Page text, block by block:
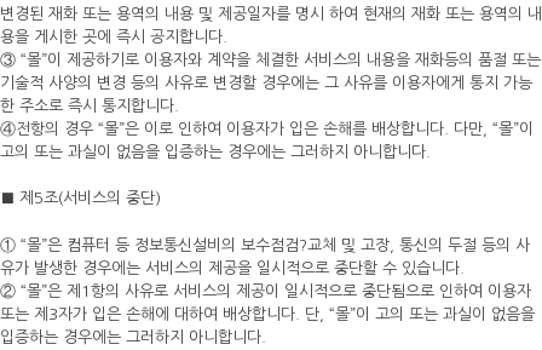
변경된 재화 또는 용역의 내용 및 제공일자를 명시 하여 현재의 재화 또는 용역의 내
용을 게시한 곳에 즉시 공지합니다.
③ “몰”이 제공하기로 이용자와 계약을 체결한 서비스의 내용을 재화등의 품절 또는
기술적 사양의 변경 등의 사유로 변경할 경우에는 그 사유를 이용자에게 통지 가능
한 주소로 즉시 통지합니다.
④전항의 경우 “몰”은 이로 인하여 이용자가 입은 손해를 배상합니다. 다만, “몰”이
고의 또는 과실이 없음을 입증하는 경우에는 그러하지 아니합니다.
■ 제5조(서비스의 중단)
① “몰”은 컴퓨터 등 정보통신설비의 보수점검?교체 및 고장, 통신의 두절 등의 사
유가 발생한 경우에는 서비스의 제공을 일시적으로 중단할 수 있습니다.
② “몰”은 제1항의 사유로 서비스의 제공이 일시적으로 중단됨으로 인하여 이용자
또는 제3자가 입은 손해에 대하여 배상합니다. 단, “몰”이 고의 또는 과실이 없음을
입증하는 경우에는 그러하지 아니합니다.